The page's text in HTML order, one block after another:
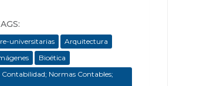
universitarias
Arquitectura
Bioética
Contabilidad; Normas Contables;